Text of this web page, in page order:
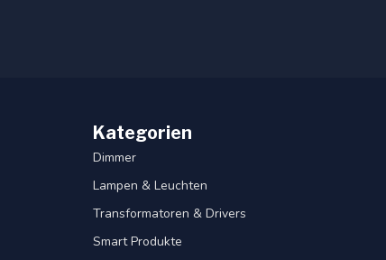
Kategorien
Dimmer
Lampen & Leuchten
Transformatoren & Drivers
Smart Produkte